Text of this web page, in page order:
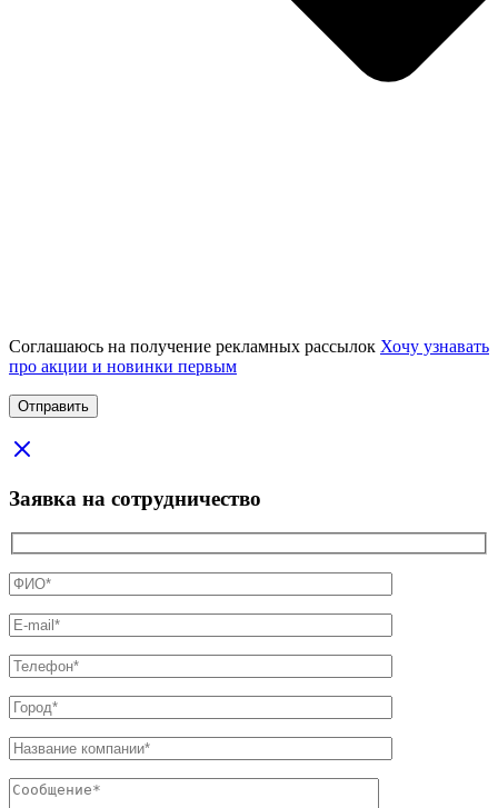
Соглашаюсь на получение рекламных рассылок Хочу узнавать
про акции и новинки первым
Заявка на сотрудничество